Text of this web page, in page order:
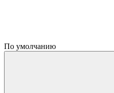
По умолчанию